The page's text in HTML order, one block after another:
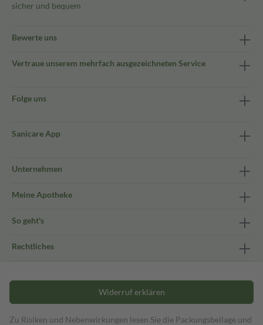
sicher und bequem
Bewerte uns
Vertraue unserem mehrfach ausgezeichneten Service
Folge uns
Sanicare App
Unternehmen
Meine Apotheke
So geht's
Rechtliches
Widerruf erklären
Zu Risiken und Nebenwirkungen lesen Sie die Packungsbeilage und